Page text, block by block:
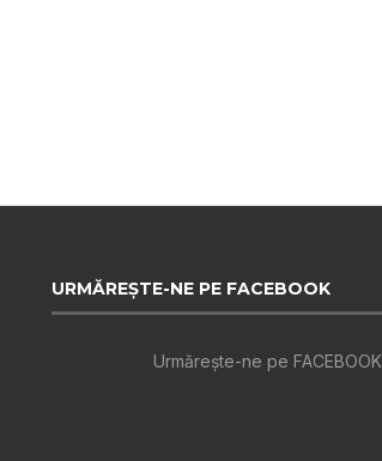
URMĂREȘTE-NE PE FACEBOOK
Urmărește-ne pe FACEBOOK